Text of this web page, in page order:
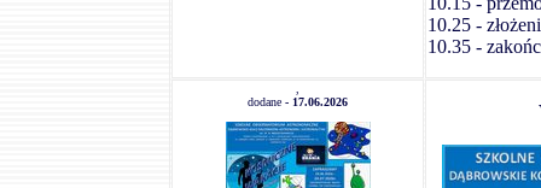
10.25 -
10.35 -
dodane - 17.06.2026